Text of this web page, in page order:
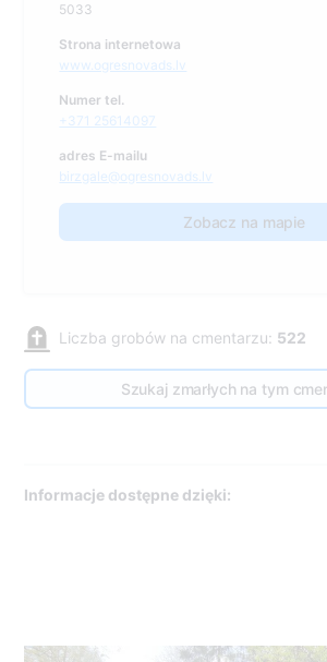
5033
Strona internetowa
www.ogresnovads.lv
Numer tel.
+371 25614097
adres E-mailu
birzgale@ogresnovads.lv
Zobacz na mapie
Liczba grobów na cmentarzu: 522
Szukaj zmarłych na tym
Informacje dostępne dzięki: